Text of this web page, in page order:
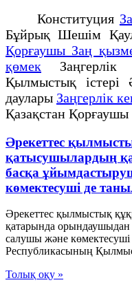
Конституция
Бұйрық Шешім
Қорғаушы Заң
қөмек Заңгерлік
Қылмыстық істері
даулары Заңгерлік
Қазақстан
Әрекеттес
қатысушылардың
басқа
көмектесуші де
Әрекеттес қылмыстық
қатарында
салушы және
Республикасының
Толық оқу »